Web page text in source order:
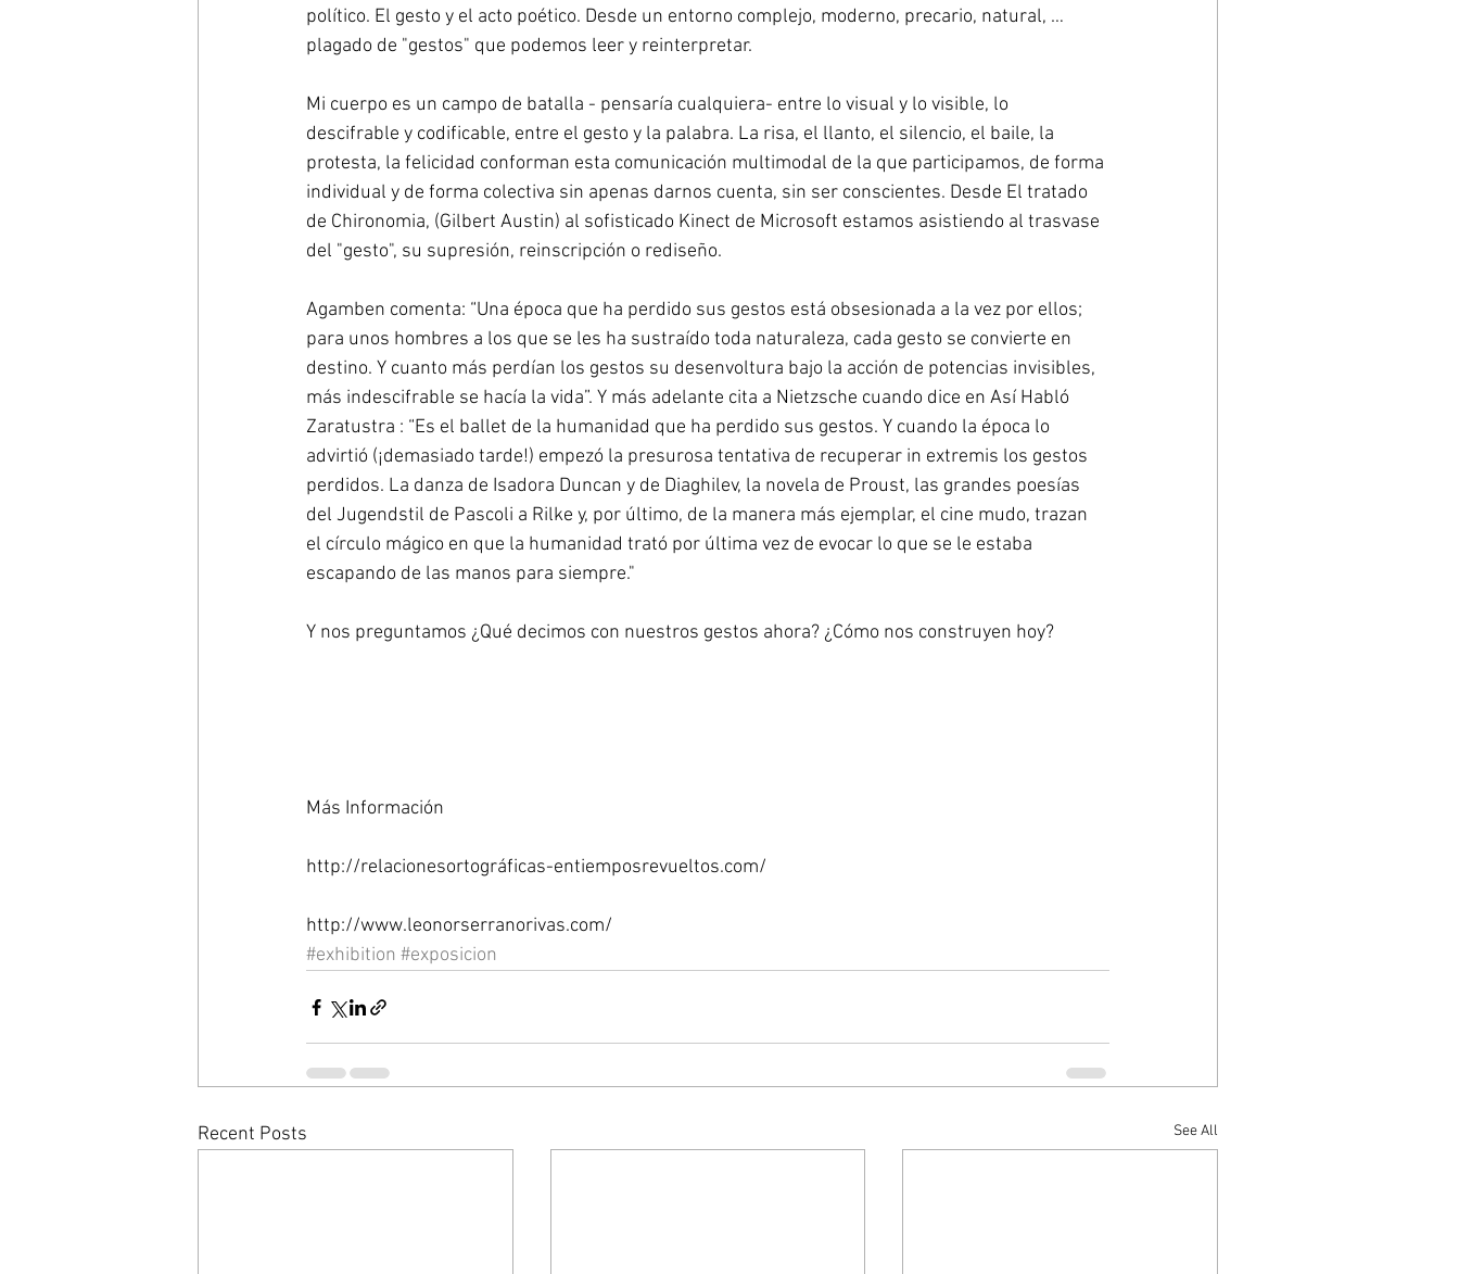
político. El gesto y el acto poético. Desde un entorno complejo, moderno, precario, natural, …
plagado de "gestos" que podemos leer y reinterpretar.
Mi cuerpo es un campo de batalla - pensaría cualquiera- entre lo visual y lo visible, lo
descifrable y codificable, entre el gesto y la palabra. La risa, el llanto, el silencio, el baile, la
protesta, la felicidad conforman esta comunicación multimodal de la que participamos, de forma
individual y de forma colectiva sin apenas darnos cuenta, sin ser conscientes. Desde El tratado
de Chironomia, (Gilbert Austin) al sofisticado Kinect de Microsoft estamos asistiendo al trasvase
del "gesto", su supresión, reinscripción o rediseño.
Agamben comenta: “Una época que ha perdido sus gestos está obsesionada a la vez por ellos;
para unos hombres a los que se les ha sustraído toda naturaleza, cada gesto se convierte en
destino. Y cuanto más perdían los gestos su desenvoltura bajo la acción de potencias invisibles,
más indescifrable se hacía la vida”. Y más adelante cita a Nietzsche cuando dice en Así Habló
Zaratustra : “Es el ballet de la humanidad que ha perdido sus gestos. Y cuando la época lo
advirtió (¡demasiado tarde!) empezó la presurosa tentativa de recuperar in extremis los gestos
perdidos. La danza de Isadora Duncan y de Diaghilev, la novela de Proust, las grandes poesías
del Jugendstil de Pascoli a Rilke y, por último, de la manera más ejemplar, el cine mudo, trazan
el círculo mágico en que la humanidad trató por última vez de evocar lo que se le estaba
escapando de las manos para siempre."
Y nos preguntamos ¿Qué decimos con nuestros gestos ahora? ¿Cómo nos construyen hoy?
Más Información
http://relacionesortográficas-entiemposrevueltos.com/
http://www.leonorserranorivas.com/
#exhibition #exposicion
Recent Posts See All